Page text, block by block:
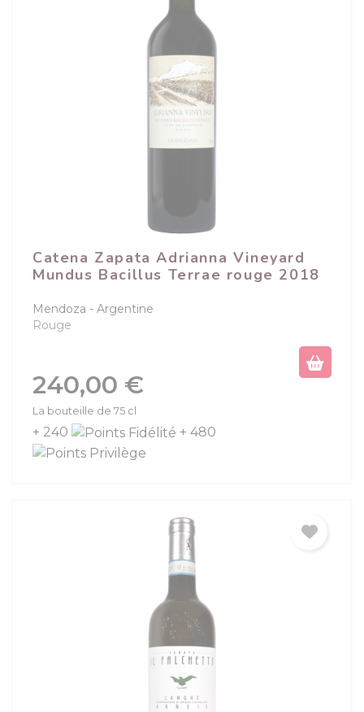
Catena Zapata Adrianna Vineyard
Mundus Bacillus Terrae rouge 2018
Mendoza
Argentine
Rouge
Prix
240,00 €
La bouteille de 75 cl
+ 240 + 480